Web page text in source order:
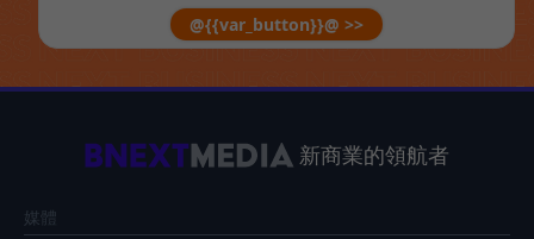
@{{var_button}}@ >>
新商業的領航者
媒體